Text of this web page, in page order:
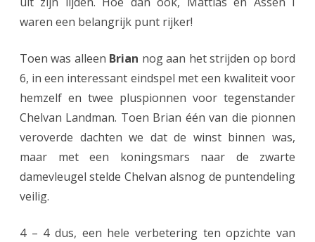
waren een belangrijk punt rijker!
Toen was alleen Brian nog aan het strijden op bord
6, in een interessant eindspel met een kwaliteit voor
hemzelf en twee pluspionnen voor tegenstander
Chelvan Landman. Toen Brian één van die pionnen
veroverde dachten we dat de winst binnen was,
maar met een koningsmars naar de zwarte
damevleugel stelde Chelvan alsnog de puntendeling
veilig.
4 – 4 dus, een hele verbetering ten opzichte van